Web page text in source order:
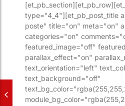
type="4_4"][et_pb_post_title
poste" title="on" meta="on"
categories="on"
featured_image="off"
parallax_effect="on"
text_orientation="left"
text_background="off"